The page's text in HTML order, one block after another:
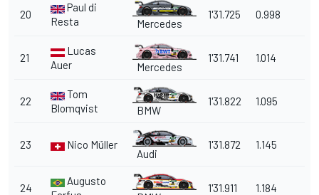
20
Paul di
Resta
Mercedes
1'31.725 0.998
21
Lucas
Auer
Mercedes
1'31.741 1.014
22
Tom
Blomqvist
BMW
1'31.822 1.095
23 Nico Müller
Audi
1'31.872 1.145
24
Augusto
1'31.911 1.184